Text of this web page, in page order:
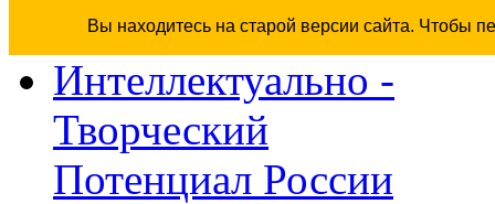
Вы находитесь на старой версии сайта. Чтобы
Интеллектуально -
Творческий
Потенциал России